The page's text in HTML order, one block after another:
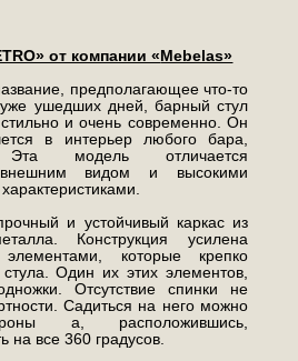
от компании «Mebelas»
предполагающее что-то
ушедших дней, барный стул
и очень современно. Он
в интерьер любого бара,
модель отличается
внешним видом и высокими
и устойчивый каркас из
Конструкция усилена
которые крепко
Один их этих элементов,
Отсутствие спинки не
Садиться на него можно
а, расположившись,
на все 360 градусов.